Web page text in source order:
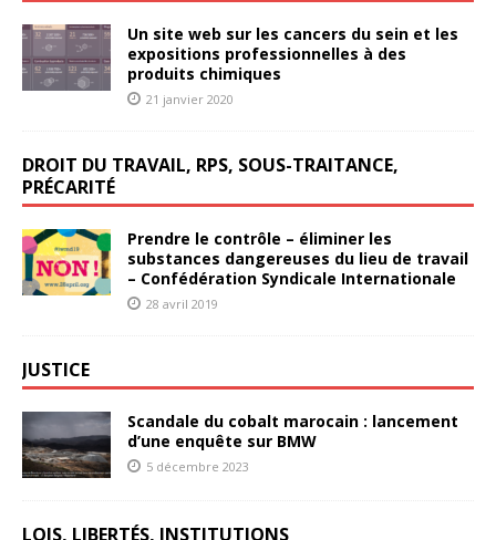
Un site web sur les cancers du sein et les
expositions professionnelles à des
produits chimiques
21 janvier 2020
DROIT DU TRAVAIL, RPS, SOUS-TRAITANCE,
PRÉCARITÉ
Prendre le contrôle – éliminer les
substances dangereuses du lieu de travail
– Confédération Syndicale Internationale
28 avril 2019
JUSTICE
Scandale du cobalt marocain : lancement
d’une enquête sur BMW
5 décembre 2023
LOIS, LIBERTÉS, INSTITUTIONS